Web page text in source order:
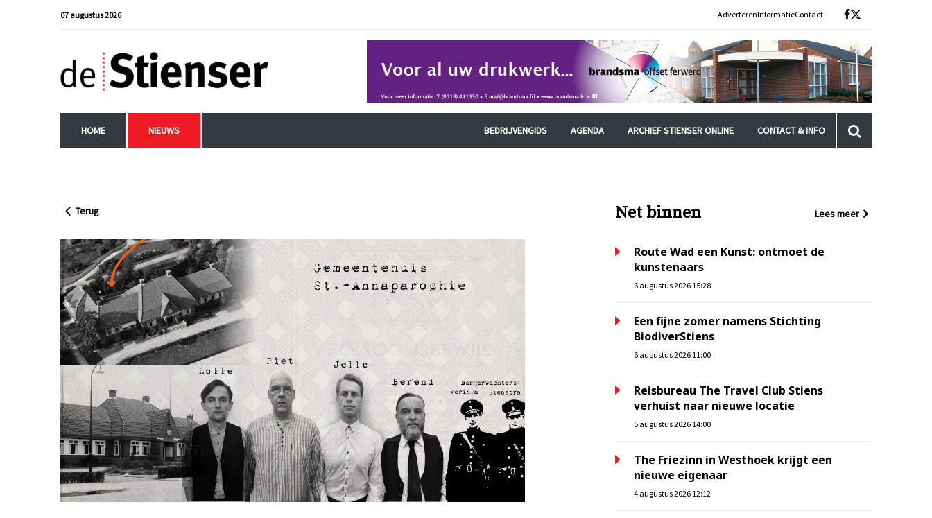
07 augustus 2026 AdverterenInformatieContact
HOME NIEUWS BEDRIJVENGIDS AGENDA ARCHIEF STIENSER ONLINE CONTACT & INFO
Terug Net binnen Lees meer
Route Wad een Kunst: ontmoet de
kunstenaars
6 augustus 2026 15:28
Een fijne zomer namens Stichting
BiodiverStiens
6 augustus 2026 11:00
Reisbureau The Travel Club Stiens
verhuist naar nieuwe locatie
5 augustus 2026 14:00
The Friezinn in Westhoek krijgt een
nieuwe eigenaar
4 augustus 2026 12:12